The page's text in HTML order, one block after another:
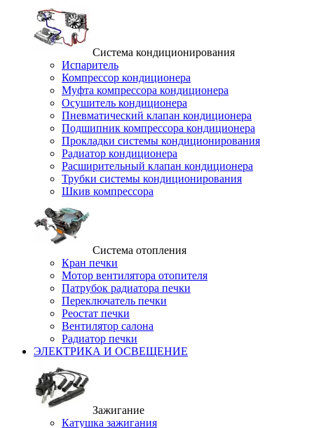
Система кондиционирования
Испаритель
Компрессор кондиционера
Муфта компрессора кондиционера
Осушитель кондиционера
Пневматический клапан кондиционера
Подшипник компрессора кондиционера
Прокладки системы кондиционирования
Радиатор кондиционера
Расширительный клапан кондиционера
Трубки системы кондиционирования
Шкив компрессора
Система отопления
Кран печки
Мотор вентилятора отопителя
Патрубок радиатора печки
Переключатель печки
Реостат печки
Вентилятор салона
Радиатор печки
ЭЛЕКТРИКА И ОСВЕЩЕНИЕ
Зажигание
Катушка зажигания